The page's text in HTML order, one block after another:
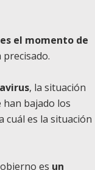
el momento de
, la situación
han bajado los
cuál es la situación
es un